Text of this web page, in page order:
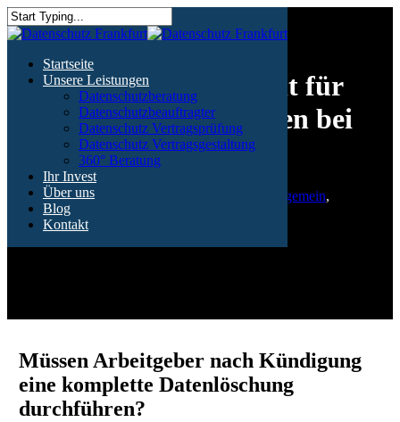
Skip
to
content
Close
Menu
Startseite
Unsere Leistungen
Datenschutzberatung
Datenschutzbeauftragter
Datenschutz Vertragsprüfung
Datenschutz Vertragsgestaltung
360° Beratung
Ihr Invest
Über uns
Blog
Kontakt
Datenlöschung: Das gilt für
personenbezogene Daten bei
Kündigung
Datenschutz Frankfurt Allgemein,
Fachartikel
No Comments
Müssen Arbeitgeber nach Kündigung
eine komplette Datenlöschung
durchführen?